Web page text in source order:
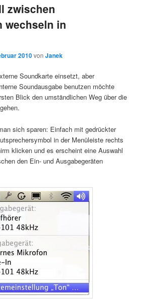
zwischen
wechseln in
2010vonJanek
Soundkarte einsetzt, aber
Soundausgabe benutzen möchte
Blick den umständlichen Weg über die
sich sparen: Einfach mit gedrückter
in der Menüleiste rechts
klicken und es erscheint eine Auswahl
den Ein- und Ausgabegeräten